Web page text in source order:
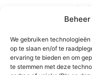
We gebruiken
op te slaan en/of te
ervaring te bieden en om
te stemmen met deze
Gemeente
Gemeente
© 2022 - 2026